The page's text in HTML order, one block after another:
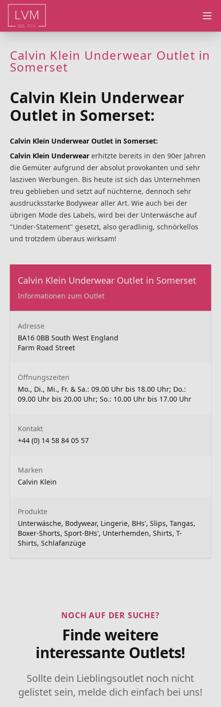
Calvin Klein Underwear Outlet in
Somerset
Calvin Klein Underwear
Outlet in Somerset:
Calvin Klein Underwear Outlet in Somerset:
Calvin Klein Underwear erhitzte bereits in den 90er Jahren
die Gemüter aufgrund der absolut provokanten und sehr
lasziven Werbungen. Bis heute ist sich das Unternehmen
treu geblieben und setzt auf nüchterne, dennoch sehr
ausdrucksstarke Bodywear aller Art. Wie auch bei der
übrigen Mode des Labels, wird bei der Unterwäsche auf
"Under-Statement" gesetzt, also geradlinig, schnörkellos
und trotzdem überaus wirksam!
Calvin Klein Underwear Outlet in Somerset
Informationen zum Outlet
Adresse
BA16 0BB South West England
Farm Road Street
Öffnungszeiten
Mo., Di., Mi., Fr. & Sa.: 09.00 Uhr bis 18.00 Uhr; Do.:
09.00 Uhr bis 20.00 Uhr; So.: 10.00 Uhr bis 17.00 Uhr
Kontakt
+44 (0) 14 58 84 05 57
Marken
Calvin Klein
Produkte
Unterwäsche, Bodywear, Lingerie, BHs', Slips, Tangas,
Boxer-Shorts, Sport-BHs', Unterhemden, Shirts, T-
Shirts, Schlafanzüge
NOCH AUF DER SUCHE?
Finde weitere
interessante Outlets!
Sollte dein Lieblingsoutlet noch nicht
gelistet sein, melde dich einfach bei uns!